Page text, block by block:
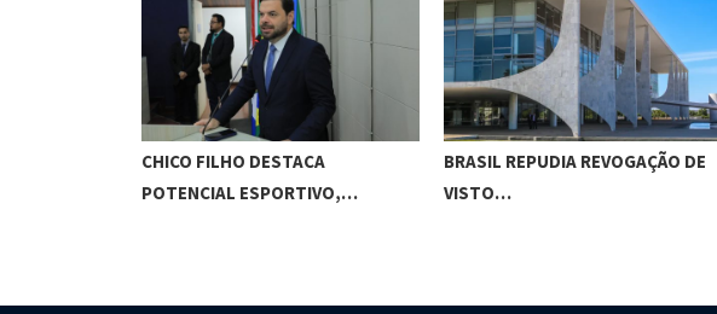
CHICO FILHO DESTACA
POTENCIAL ESPORTIVO,…
BRASIL REPUDIA REVOGAÇÃO DE
VISTO…